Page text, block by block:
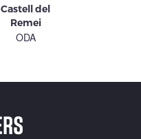
Castell del
Remei
ODA